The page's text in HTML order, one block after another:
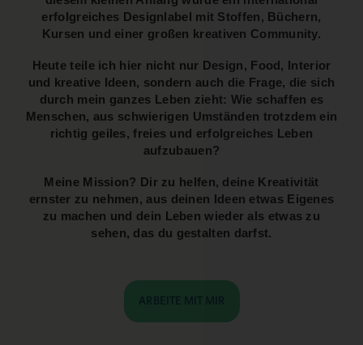
erfolgreiches Designlabel mit Stoffen, Büchern,
Kursen und einer großen kreativen Community.
Heute teile ich hier nicht nur Design, Food, Interior
und kreative Ideen, sondern auch die Frage, die sich
durch mein ganzes Leben zieht: Wie schaffen es
Menschen, aus schwierigen Umständen trotzdem ein
richtig geiles, freies und erfolgreiches Leben
aufzubauen?
Meine Mission? Dir zu helfen, deine Kreativität
ernster zu nehmen, aus deinen Ideen etwas Eigenes
zu machen und dein Leben wieder als etwas zu
sehen, das du gestalten darfst.
ARBEITE MIT MIR